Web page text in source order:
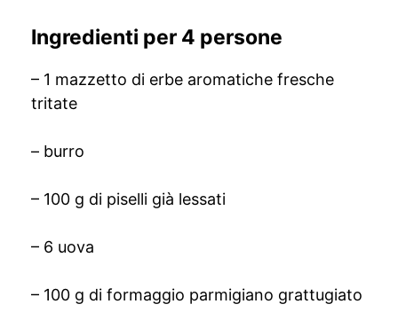
Ingredienti per 4 persone
– 1 mazzetto di erbe aromatiche fresche
tritate
– burro
– 100 g di piselli già lessati
– 6 uova
– 100 g di formaggio parmigiano grattugiato